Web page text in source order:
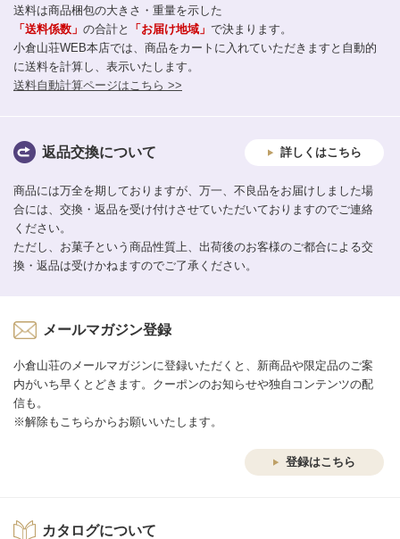
送料は商品梱包の大きさ・重量を示した
「送料係数」 の合計と 「お届け地域」 で決まります。
小倉山荘WEB本店では、商品をカートに入れていただきますと自動的
に送料を計算し、表示いたします。
送料自動計算ページはこちら >>
返品交換について 詳しくはこちら
商品には万全を期しておりますが、万一、不良品をお届けしました場
合には、交換・返品を受け付けさせていただいておりますのでご連絡
ください。
ただし、お菓子という商品性質上、出荷後のお客様のご都合による交
換・返品は受けかねますのでご了承ください。
メールマガジン登録
小倉山荘のメールマガジンに登録いただくと、新商品や限定品のご案
内がいち早くとどきます。クーポンのお知らせや独自コンテンツの配
信も。
※解除もこちらからお願いいたします。
登録はこちら
カタログについて